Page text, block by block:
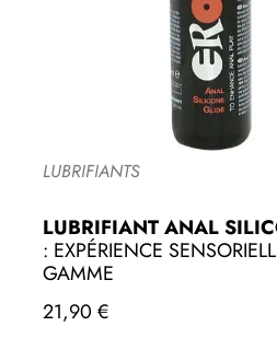
LUBRIFIANTS
LUBRIFIANT ANAL
: EXPÉRIENCE
GAMME
21,90 €